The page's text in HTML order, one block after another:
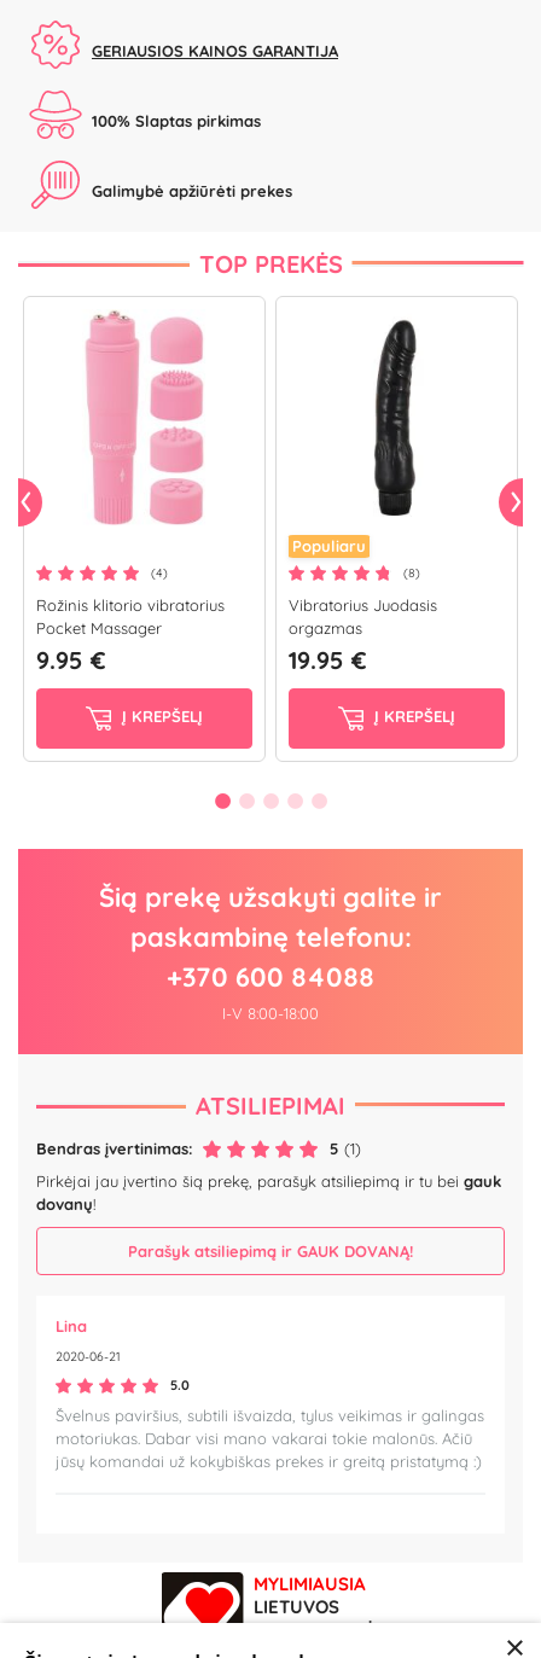
GERIAUSIOS KAINOS GARANTIJA
100% Slaptas pirkimas
Galimybė apžiūrėti prekes
TOP PREKĖS
(4)
Rožinis klitorio vibratorius
Pocket Massager
9.95 €
Į KREPŠELĮ
Populiaru
(8)
Vibratorius Juodasis
orgazmas
19.95 €
Į KREPŠELĮ
Šią prekę užsakyti galite ir
paskambinę telefonu:
+370 600 84088
I-V 8:00-18:00
ATSILIEPIMAI
Bendras įvertinimas: 5 (1)
Pirkėjai jau įvertino šią prekę, parašyk atsiliepimą ir tu bei gauk
dovanų!
Parašyk atsiliepimą ir GAUK DOVANĄ!
Lina
2020-06-21
5.0
Švelnus paviršius, subtili išvaizda, tylus veikimas ir galingas
motoriukas. Dabar visi mano vakarai tokie malonūs. Ačiū
jūsų komandai už kokybiškas prekes ir greitą pristatymą :)
MYLIMIAUSIA
LIETUVOS
ELEKTRONINĖ
PARDUOTUVĖ
×